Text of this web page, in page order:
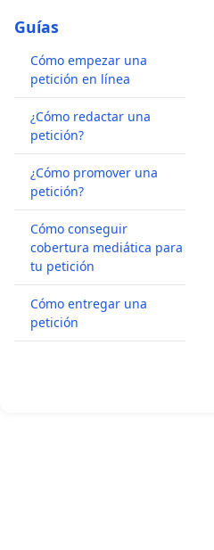
Guías
Cómo empezar una
petición en línea
¿Cómo redactar una
petición?
¿Cómo promover una
petición?
Cómo conseguir
cobertura mediática para
tu petición
Cómo entregar una
petición